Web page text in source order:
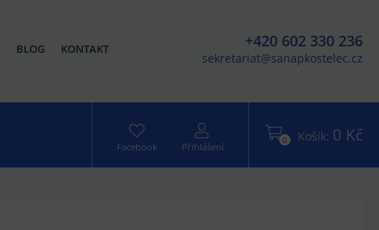
+420 602 330 236
sekretariat@sanapkostelec.cz
BLOG KONTAKT
0 Košík: 0 Kč
Facebook Přihlášení